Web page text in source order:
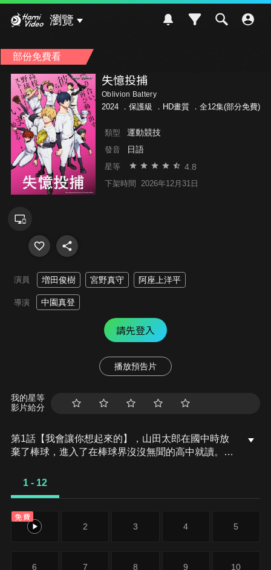
瀏覽
部份免費看
失憶投捕
Oblivion Battery
2024 ． 保護級 ．HD畫質 ．全12集(部分免費)
類型 運動競技
發音 日語
星等 4.8
下架時間 2026年12月31日
演員 増田俊樹 宮野真守 阿座上洋平
導演 中園真登
請先登入
播放預告片
我的星等
影片給分
第1話【我會讓你想起來的】，山田太郎在國中時放
棄了棒球，進入了在棒球界沒沒無聞的高中就讀。在
最強投捕搭檔…清峰葉流火與要圭。然而，這是所沒
1 - 12
免費
1 2 3 4 5
6 7 8 9 10